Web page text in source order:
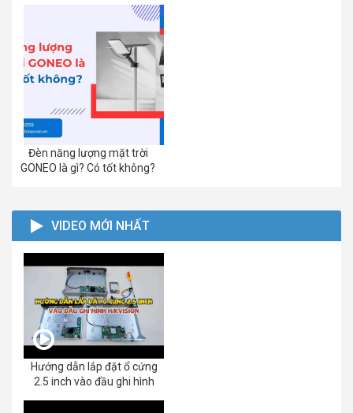
Đèn năng lượng mặt trời
GONEO là gì? Có tốt không?
VIDEO MỚI NHẤT
Hướng dẫn lắp đặt ổ cứng
2.5 inch vào đầu ghi hình